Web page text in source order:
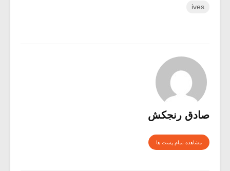
ives
صادق رنجکش
مشاهده تمام پست ها